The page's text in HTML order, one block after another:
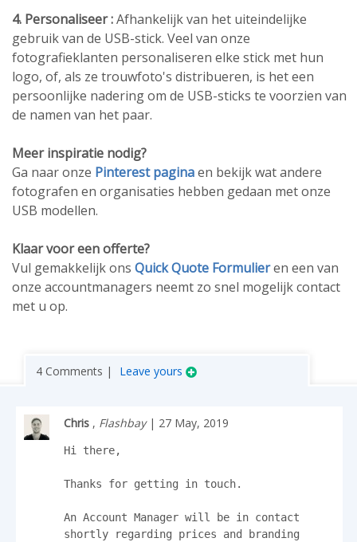
4. Personaliseer :Afhankelijk van het uiteindelijke
gebruik van de USB-stick. Veel van onze
fotografieklanten personaliseren elke stick met hun
logo, of, als ze trouwfoto's distribueren, is het een
persoonlijke nadering om de USB-sticks te voorzien van
de namen van het paar.
Meer inspiratie nodig?
Ga naar onze Pinterest paginaen bekijk wat andere
fotografen en organisaties hebben gedaan met onze
USB modellen.
Klaar voor een offerte?
Vul gemakkelijk ons Quick Quote Formulieren een van
onze accountmanagers neemt zo snel mogelijk contact
met u op.
4 Comments | Leave yours
Chris , Flashbay| 27 May, 2019
Hi there,
Thanks for getting in touch.
An Account Manager will be in contact
shortly regarding prices and branding